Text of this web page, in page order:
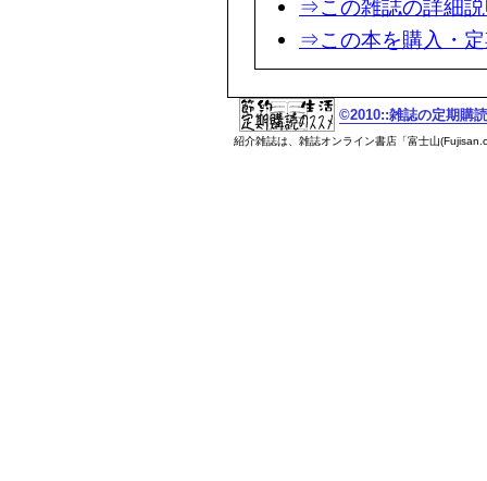
⇒この雑誌の詳細
⇒この本を購入・
©2010::雑誌の定期購
紹介雑誌は、雑誌オンライン書店「富士山